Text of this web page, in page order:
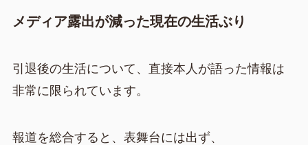
メディア露出が減った現在の生活ぶり
引退後の生活について、直接本人が語った情報は
非常に限られています。
報道を総合すると、表舞台には出ず、